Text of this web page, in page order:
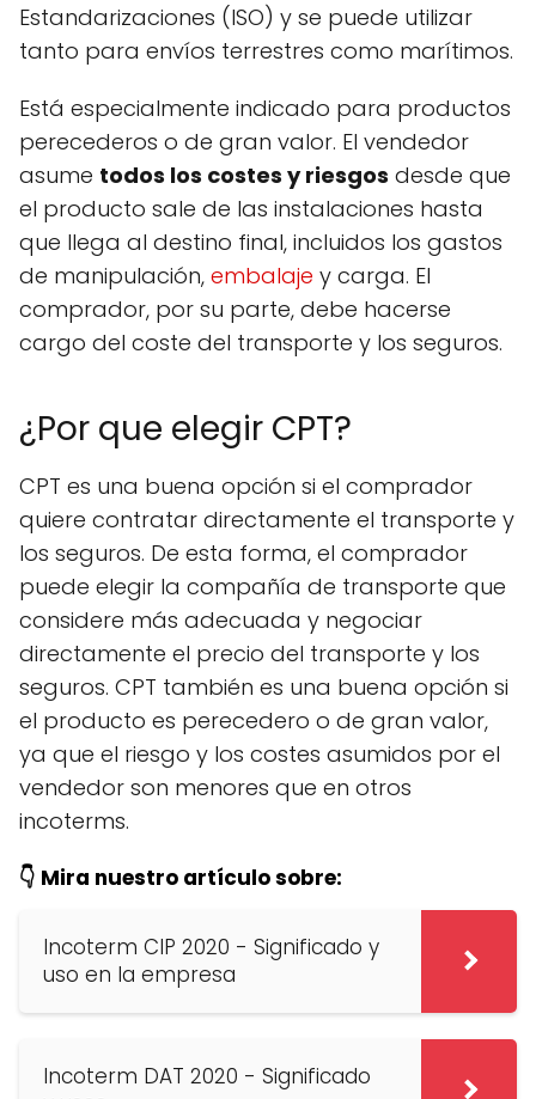
Estandarizaciones (ISO) y se puede utilizar
tanto para envíos terrestres como marítimos.
Está especialmente indicado para productos
perecederos o de gran valor. El vendedor
asume todos los costes y riesgos desde que
el producto sale de las instalaciones hasta
que llega al destino final, incluidos los gastos
de manipulación, embalaje y carga. El
comprador, por su parte, debe hacerse
cargo del coste del transporte y los seguros.
¿Por que elegir CPT?
CPT es una buena opción si el comprador
quiere contratar directamente el transporte y
los seguros. De esta forma, el comprador
puede elegir la compañía de transporte que
considere más adecuada y negociar
directamente el precio del transporte y los
seguros. CPT también es una buena opción si
el producto es perecedero o de gran valor,
ya que el riesgo y los costes asumidos por el
vendedor son menores que en otros
incoterms.
👇 Mira nuestro artículo sobre:
Incoterm CIP 2020 - Significado y
uso en la empresa
Incoterm DAT 2020 - Significado